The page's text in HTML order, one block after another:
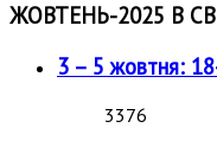
ЖОВТЕНЬ-2025 В
3 – 5 жовтня:
3376